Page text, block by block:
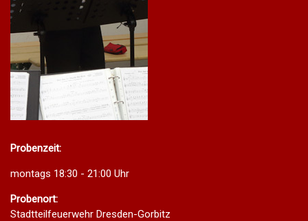
Probenzeit:
montags 18:30 - 21:00 Uhr
Probenort:
Stadtteilfeuerwehr Dresden-Gorbitz